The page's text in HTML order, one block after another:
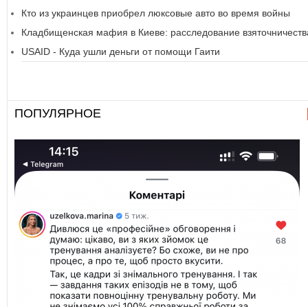
Кто из украинцев приобрел люксовые авто во время войны
Кладбищенская мафия в Киеве: расследование
USAID - Куда ушли деньги от помощи Гаити
ПОПУЛЯРНОЕ